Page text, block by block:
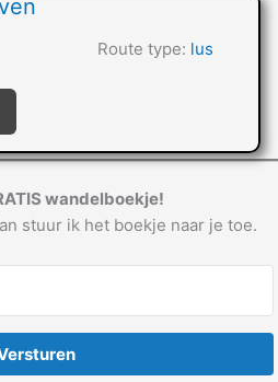
Route type: lus
wandelboekje!
stuur ik het boekje naar je toe.